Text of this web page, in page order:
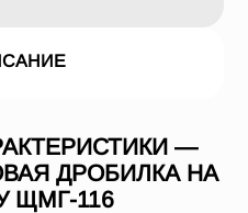
—
ДРОБИЛКА НА
ЩМГ-116